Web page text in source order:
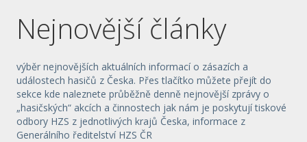
Nejnovější články
výběr nejnovějších aktuálních informací o zásazích a
událostech hasičů z Česka. Přes tlačítko můžete přejít do
sekce kde naleznete průběžně denně nejnovější zprávy o
„hasičských“ akcích a činnostech jak nám je poskytují tiskové
odbory HZS z jednotlivých krajů Česka, informace z
Generálního ředitelství HZS ČR